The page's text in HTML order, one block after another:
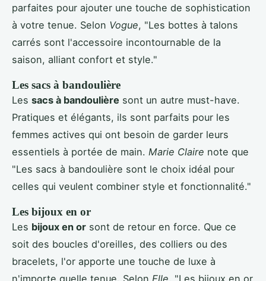
parfaites pour ajouter une touche de sophistication
à votre tenue. Selon Vogue, "Les bottes à talons
carrés sont l'accessoire incontournable de la
saison, alliant confort et style."
Les sacs à bandoulière
Les sacs à bandoulière sont un autre must-have.
Pratiques et élégants, ils sont parfaits pour les
femmes actives qui ont besoin de garder leurs
essentiels à portée de main. Marie Claire note que
"Les sacs à bandoulière sont le choix idéal pour
celles qui veulent combiner style et fonctionnalité."
Les bijoux en or
Les bijoux en or sont de retour en force. Que ce
soit des boucles d'oreilles, des colliers ou des
bracelets, l'or apporte une touche de luxe à